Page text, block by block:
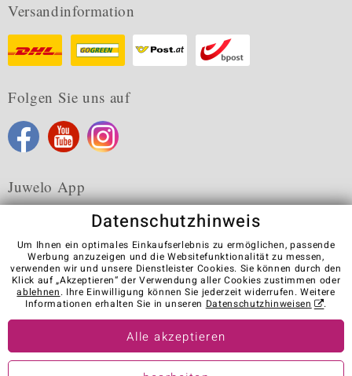
Versandinformation
Folgen Sie uns auf
Juwelo App
Karriere AGB Datenschutz Cookies
Impressum
Kontakt
Vertrag widerrufen
Visit our stores in other countries:
© Juwelo Deutschland GmbH (ein Tochterunternehmen der elumeo
Datenschutzhinweis
Um Ihnen ein optimales Einkaufserlebnis zu ermöglichen, passende
Werbung anzuzeigen und die Websitefunktionalität zu messen,
verwenden wir und unsere Dienstleister Cookies. Sie können durch den
Klick auf „Akzeptieren“ der Verwendung aller Cookies zustimmen oder
ablehnen. Ihre Einwilligung können Sie jederzeit widerrufen. Weitere
Informationen erhalten Sie in unseren Datenschutzhinweisen .
Alle akzeptieren